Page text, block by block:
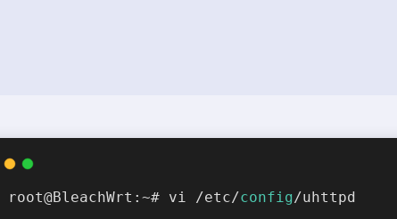
root@BleachWrt:~# vi /etc/config/uhttpd